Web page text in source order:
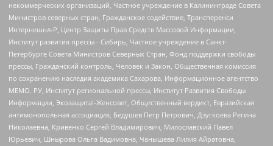
некоммерческих организаций, Частное учреждение в Калининграде Совета
Министров северных стран, Гражданское содействие, Трансперенси
Интернешнл-Р, Центр Защиты Прав Средств Массовой Информации,
Институт развития прессы - Сибирь, Частное учреждение в Санкт-
Петербурге Совета Министров Северных Стран, Фонд поддержки свободы
прессы, Гражданский контроль, Человек и Закон, Общественная комиссия
по сохранению наследия академика Сахарова, Информационное агентство
МЕМО. РУ, Институт региональной прессы, Институт Развития Свободы
Информации, Экозащита!-Женсовет, Общественный вердикт, Евразийская
антимонопольная ассоциация, Бедушев Петр Петрович, Дзугкоева Регина
Николаевна, Кривенко Сергей Владимирович, Милославский Павел
Юрьевич, Шнырова Ольга Вадимовна, Чанышева Лилия Айратовна,